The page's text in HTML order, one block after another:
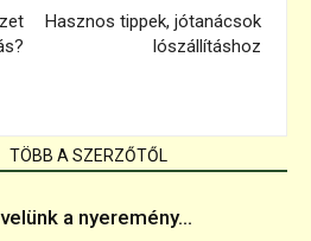
Hasznos tippek, jótanácsok
lószállításhoz
TÖBB A SZERZŐTŐL
a nyeremény...